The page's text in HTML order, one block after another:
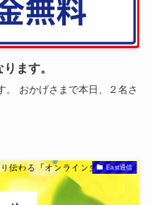
ます。
。 おかげさまで本日、２名さ
East通信